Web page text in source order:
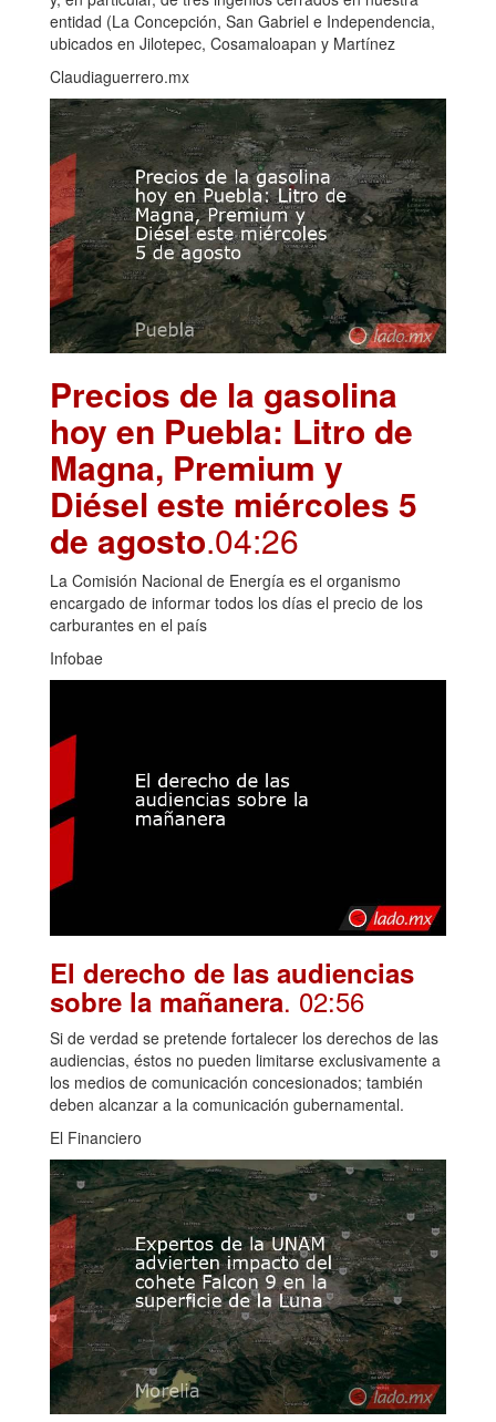
entidad (La Concepción, San Gabriel e Independencia,
ubicados en Jilotepec, Cosamaloapan y Martínez
Claudiaguerrero.mx
Precios de la gasolina
hoy en Puebla: Litro de
Magna, Premium y
Diésel este miércoles 5
de agosto.04:26
La Comisión Nacional de Energía es el organismo
encargado de informar todos los días el precio de los
carburantes en el país
Infobae
El derecho de las audiencias
sobre la mañanera. 02:56
Si de verdad se pretende fortalecer los derechos de las
audiencias, éstos no pueden limitarse exclusivamente a
los medios de comunicación concesionados; también
deben alcanzar a la comunicación gubernamental.
El Financiero